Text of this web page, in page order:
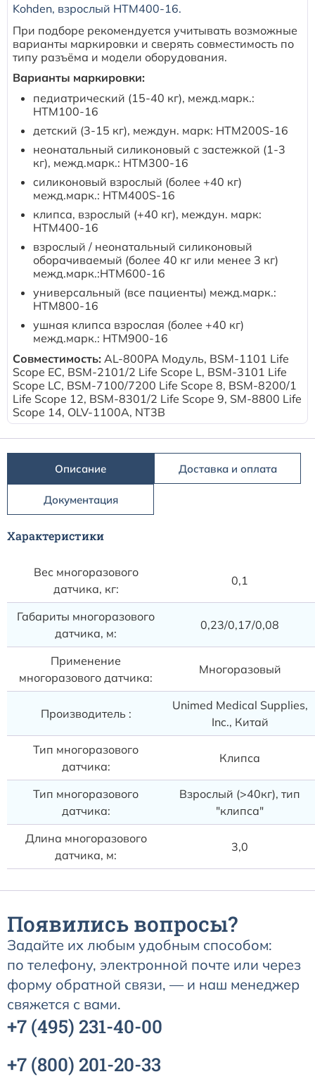
Kohden, взрослый HTM400-16.
При подборе рекомендуется учитывать возможные
варианты маркировки и сверять совместимость по
типу разъёма и модели оборудования.
Варианты маркировки:
педиатрический (15-40 кг), межд.марк.:
HTM100-16
детский (3-15 кг), междун. марк: HTM200S-16
неонатальный силиконовый с застежкой (1-3
кг), межд.марк.: HTM300-16
cиликоновый взрослый (более +40 кг)
межд.марк.: HTM400S-16
клипса, взрослый (+40 кг), междун. марк:
HTM400-16
взрослый / неонатальный силиконовый
оборачиваемый (более 40 кг или менее 3 кг)
межд.марк.:HTM600-16
универсальный (все пациенты) межд.марк.:
HTM800-16
ушная клипса взрослая (более +40 кг)
межд.марк.: HTM900-16
Совместимость: AL-800PA Модуль, BSM-1101 Life
Scope EC, BSM-2101/2 Life Scope L, BSM-3101 Life
Scope LC, BSM-7100/7200 Life Scope 8, BSM-8200/1
Life Scope 12, BSM-8301/2 Life Scope 9, SM-8800 Life
Scope 14, OLV-1100A, NT3B
Описание Доставка и оплата
Документация
Характеристики
Вес многоразового
датчика, кг:
0,1
Габариты многоразового
датчика, м:
0,23/0,17/0,08
Применение
многоразового датчика:
Многоразовый
Производитель :
Unimed Medical Supplies,
Inc., Китай
Тип многоразового
датчика:
Клипса
Тип многоразового
датчика:
Взрослый (>40кг), тип
"клипса"
Длина многоразового
датчика, м:
3,0
Появились вопросы?
Задайте их любым удобным способом:
по телефону, электронной почте или через
форму обратной связи, — и наш менеджер
свяжется с вами.
+7 (495) 231-40-00
+7 (800) 201-20-33
Расходные материалы к аппаратам Comen
Расходные материалы для ИВЛ Puritan Bennett
Расходные материалы к аппаратам Philips